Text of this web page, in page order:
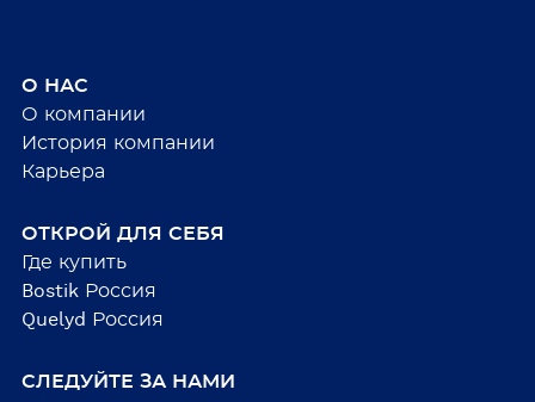
О НАС
О компании
История компании
Карьера
ОТКРОЙ ДЛЯ СЕБЯ
Где купить
Bostik Россия
Quelyd Россия
СЛЕДУЙТЕ ЗА НАМИ